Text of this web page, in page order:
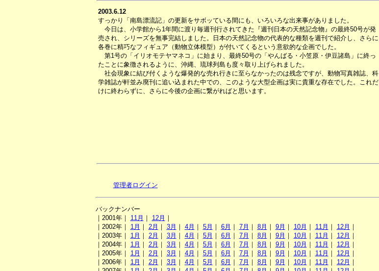
2003.6.12
すっかり「南島漂流記」の更新をサボッている間にも、いろいろな出来事がありました。
今日は、小学館から1年間に渡り毎週刊行されてきた『週刊日本の天然記念物』の最終50号が発
売され、シリーズを無事完結しました。日本の天然記念物の代表的な種類を週刊で紹介し、さらに
各巻に精巧なフィギュア（動物立体模型）が付いてくるという意欲的な企画でした。
第1号の「イリオモテヤマネコ」に始まり、最終50号の「やんばる・小笠原・伊豆諸島」に終っ
たことに象徴されるように、沖縄、琉球列島も度々取り上げられました。
社会現象に結び付くような爆発的な売れ行きに至らなかったのは残念ですが、動物写真雑誌、科
学雑誌が軒並み廃刊に追い込まれた中での、このような大型企画は実に貴重な存在でした。これだ
けに終わらずに、さらに今後の企画に繋がればと思います。
管理者ログイン
バックナンバー
｜2001年｜ 11月 ｜ 12月 ｜
｜2002年｜ 1月 ｜ 2月 ｜ 3月 ｜ 4月 ｜ 5月 ｜ 6月 ｜ 7月 ｜ 8月 ｜ 9月 ｜ 10月 ｜ 11月 ｜ 12月 ｜
｜2003年｜ 1月 ｜ 2月 ｜ 3月 ｜ 4月 ｜ 5月 ｜ 6月 ｜ 7月 ｜ 8月 ｜ 9月 ｜ 10月 ｜ 11月 ｜ 12月 ｜
｜2004年｜ 1月 ｜ 2月 ｜ 3月 ｜ 4月 ｜ 5月 ｜ 6月 ｜ 7月 ｜ 8月 ｜ 9月 ｜ 10月 ｜ 11月 ｜ 12月 ｜
｜2005年｜ 1月 ｜ 2月 ｜ 3月 ｜ 4月 ｜ 5月 ｜ 6月 ｜ 7月 ｜ 8月 ｜ 9月 ｜ 10月 ｜ 11月 ｜ 12月 ｜
｜2006年｜ 1月 ｜ 2月 ｜ 3月 ｜ 4月 ｜ 5月 ｜ 6月 ｜ 7月 ｜ 8月 ｜ 9月 ｜ 10月 ｜ 11月 ｜ 12月 ｜